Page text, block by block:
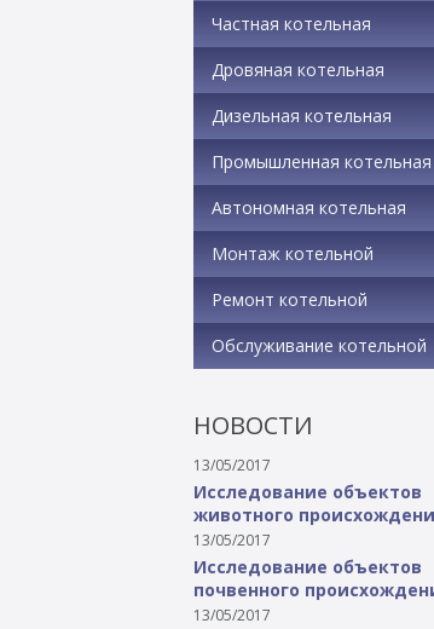
Частная котельная
Дровяная котельная
Дизельная котельная
Промышленная котельная
Автономная котельная
Монтаж котельной
Ремонт котельной
Обслуживание котельной
НОВОСТИ
13/05/2017
Исследование объектов
животного
13/05/2017
Исследование объектов
почвенного
13/05/2017